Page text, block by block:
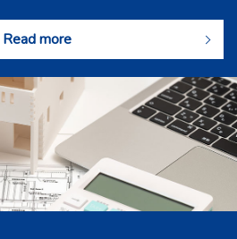
Read more